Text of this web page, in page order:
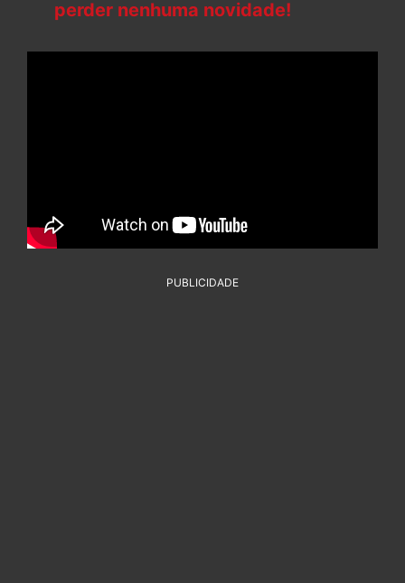
perder nenhuma novidade!
PUBLICIDADE